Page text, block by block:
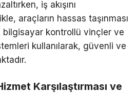
iş akışını
araçların hassas taşınması
bilgisayar kontrollü vinçler ve
kullanılarak, güvenli ve
Karşılaştırması ve